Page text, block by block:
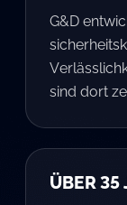
G&D
sind dort
ÜBER 35